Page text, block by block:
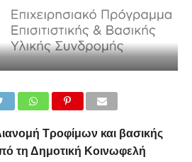
Τροφίμων και βασικής
τη Δημοτική Κοινωφελή